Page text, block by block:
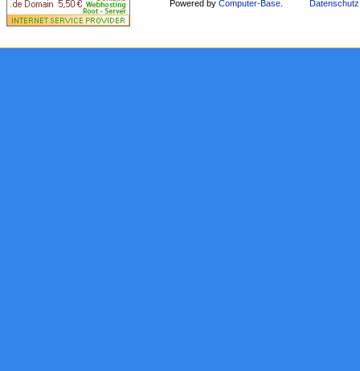
Powered byComputer-Base Datenschutz